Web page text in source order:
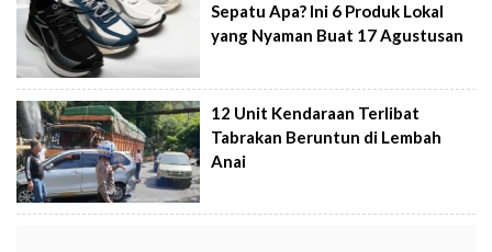
Sepatu Apa? Ini 6 Produk Lokal
yang Nyaman Buat 17 Agustusan
12 Unit Kendaraan Terlibat
Tabrakan Beruntun di Lembah
Anai